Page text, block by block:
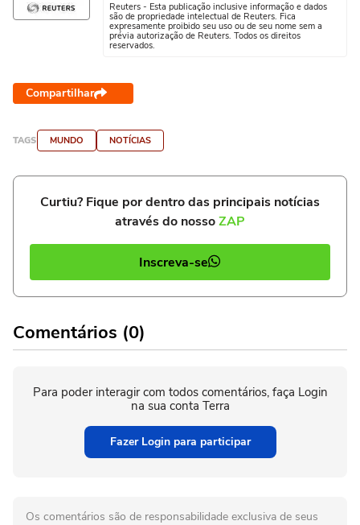
Reuters - Esta publicação inclusive informação e dados
são de propriedade intelectual de Reuters. Fica
expresamente proibido seu uso ou de seu nome sem a
prévia autorização de Reuters. Todos os direitos
reservados.
Compartilhar
TAGS MUNDO NOTÍCIAS
Curtiu? Fique por dentro das principais notícias
através do nossoZAP
Inscreva-se
Comentários (0)
Para poder interagir com todos comentários, faça Login
na sua conta Terra
Fazer Login para participar
Os comentários são de responsabilidade exclusiva de seus